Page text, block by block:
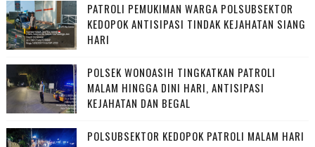
PATROLI PEMUKIMAN WARGA POLSUBSEKTOR
KEDOPOK ANTISIPASI TINDAK KEJAHATAN SIANG
HARI
POLSEK WONOASIH TINGKATKAN PATROLI
MALAM HINGGA DINI HARI, ANTISIPASI
KEJAHATAN DAN BEGAL
POLSUBSEKTOR KEDOPOK PATROLI MALAM HARI